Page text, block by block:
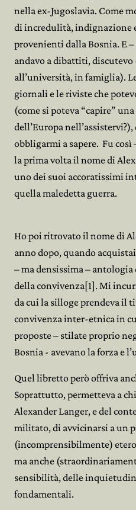
Mitmachen
nella ex-Jugoslavia. Come
di incredulità, indignazione
provenienti dalla Bosnia. E
andavo a dibattiti,
all’università, in famiglia).
giornali e le riviste che
(come si poteva “capire”
dell’Europa
obbligarmi a sapere. Fu così
la prima volta il nome di
uno dei suoi accoratissimi
quella maledetta guerra.
Ho poi ritrovato il nome di
anno dopo, quando
– ma densissima –
della convivenza[1]. Mi
da cui la silloge prendeva il
convivenza inter-etnica in
proposte – stilate proprio
Bosnia - avevano la forza e
Quel libretto però offriva
Soprattutto, permetteva a
Alexander Langer, e del
militato, di avvicinarsi a un
(incomprensibilmente)
ma anche
sensibilità, delle
fondamentali.